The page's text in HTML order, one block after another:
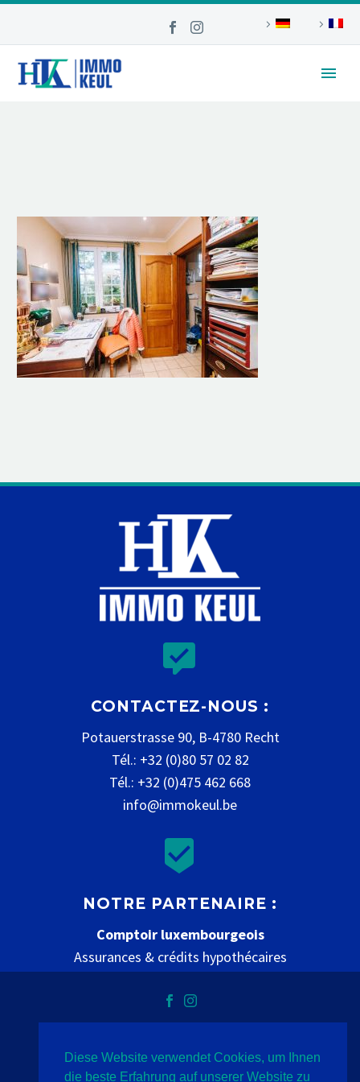


CONTACTEZ-NOUS :
Potauerstrasse 90, B-4780 Recht
Tél.: +32 (0)80 57 02 82
Tél.: +32 (0)475 462 668
info@immokeul.be


NOTRE PARTENAIRE :
Comptoir luxembourgeois
Assurances & crédits hypothécaires
Datenschutz Impressum Kontakt
Diese Website verwendet Cookies, um Ihnen
die beste Erfahrung auf unserer Website zu